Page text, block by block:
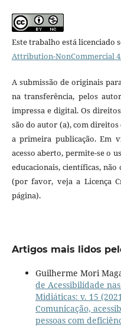
Este trabalho está licenciado
Attribution-NonCommercial
A submissão de originais
na transferência, pelos
impressa e digital. Os
são do autor (a), com
a primeira publicação. Em
acesso aberto, permite-se o
educacionais, científicas,
(por favor, veja a Licença
página).
Artigos mais lidos
Guilherme Mori
de Acessibilidade
Midiáticas: v. 15
Comunicação,
pessoas com